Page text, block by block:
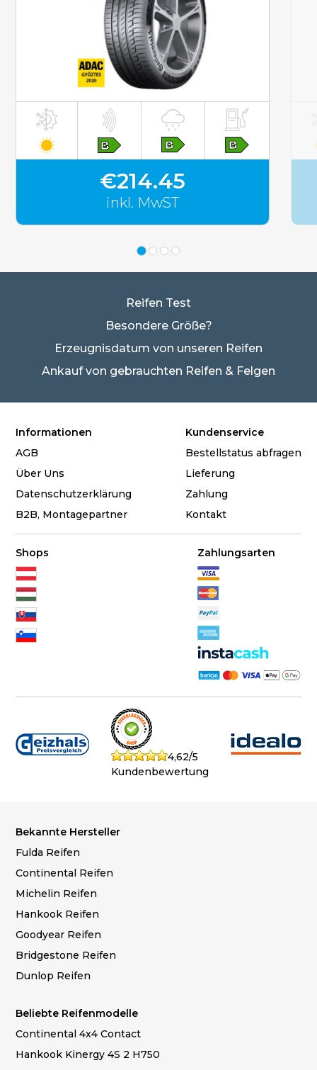
€214.45
inkl. MwST
inkl. MwST
Reifen Test
Besondere Größe?
Erzeugnisdatum von unseren Reifen
Ankauf von gebrauchten Reifen & Felgen
Informationen
AGB
Über Uns
Datenschutzerklärung
B2B, Montagepartner
Kundenservice
Bestellstatus abfragen
Lieferung
Zahlung
Kontakt
Shops Zahlungsarten
4,62/5
Kundenbewertung
Bekannte Hersteller
Fulda Reifen
Continental Reifen
Michelin Reifen
Hankook Reifen
Goodyear Reifen
Bridgestone Reifen
Dunlop Reifen
Beliebte Reifenmodelle
Continental 4x4 Contact
Hankook Kinergy 4S 2 H750